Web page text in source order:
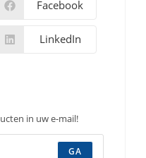
Facebook
LinkedIn
in uw e-mail!
GA